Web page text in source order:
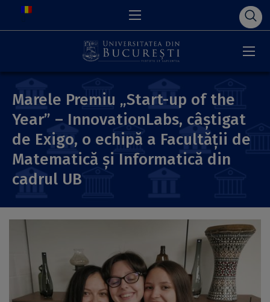
Marele Premiu „Start-up of the
Year” – InnovationLabs, câștigat
de Exigo, o echipă a Facultății de
Matematică și Informatică din
cadrul UB